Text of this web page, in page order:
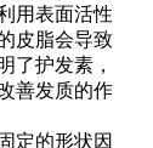
用表面活性
皮脂会导致
了护发素，
善发质的作
定的形状因